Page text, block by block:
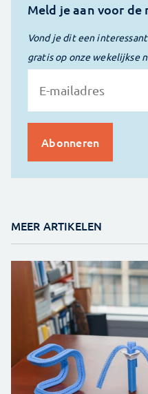
Meld je aan voor de
Vond je dit een
gratis op onze wekelijkse
MEER ARTIKELEN